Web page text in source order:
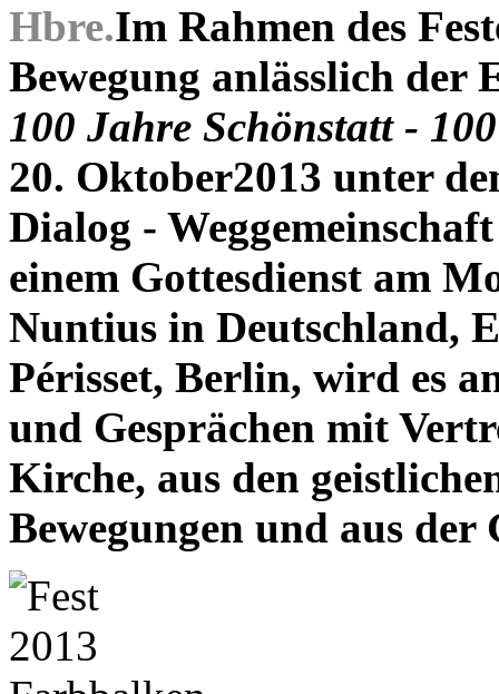
Hbre.Im Rahmen des
Bewegung anlässlich der
100 Jahre Schönstatt -
20. Oktober2013 unter
Dialog -
einem Gottesdienst am
Nuntius in Deutschland,
Périsset, Berlin, wird es
und Gesprächen mit
Kirche, aus den
Bewegungen und aus der